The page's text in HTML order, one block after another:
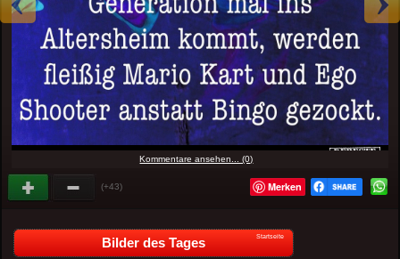
Kommentare ansehen... (0)
(+43) Merken
Bilder des Tages Startseite